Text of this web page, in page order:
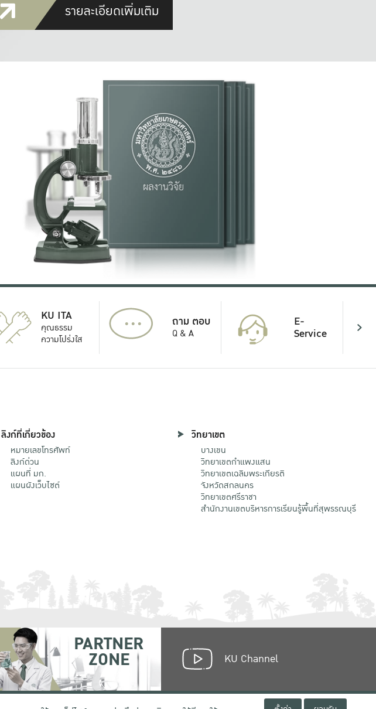
รายละเอียดเพิ่มเติม
KU ITA
คุณธรรม
ความโปร่งใส
... ถาม ตอบ
Q & A
E-
Service
ลิงก์ที่เกี่ยวข้อง
หมายเลขโทรศัพท์
ลิงก์ด่วน
แผนที่ มก.
แผนผังเว็บไซต์
วิทยาเขต
บางเขน
วิทยาเขตกําแพงแสน
วิทยาเขตเฉลิมพระเกียรติ
จังหวัดสกลนคร
วิทยาเขตศรีราชา
สำนักงานเขตบริหารการเรียนรู้พื้นที่สุพรรณบุรี
PARTNER
ZONE KU Channel